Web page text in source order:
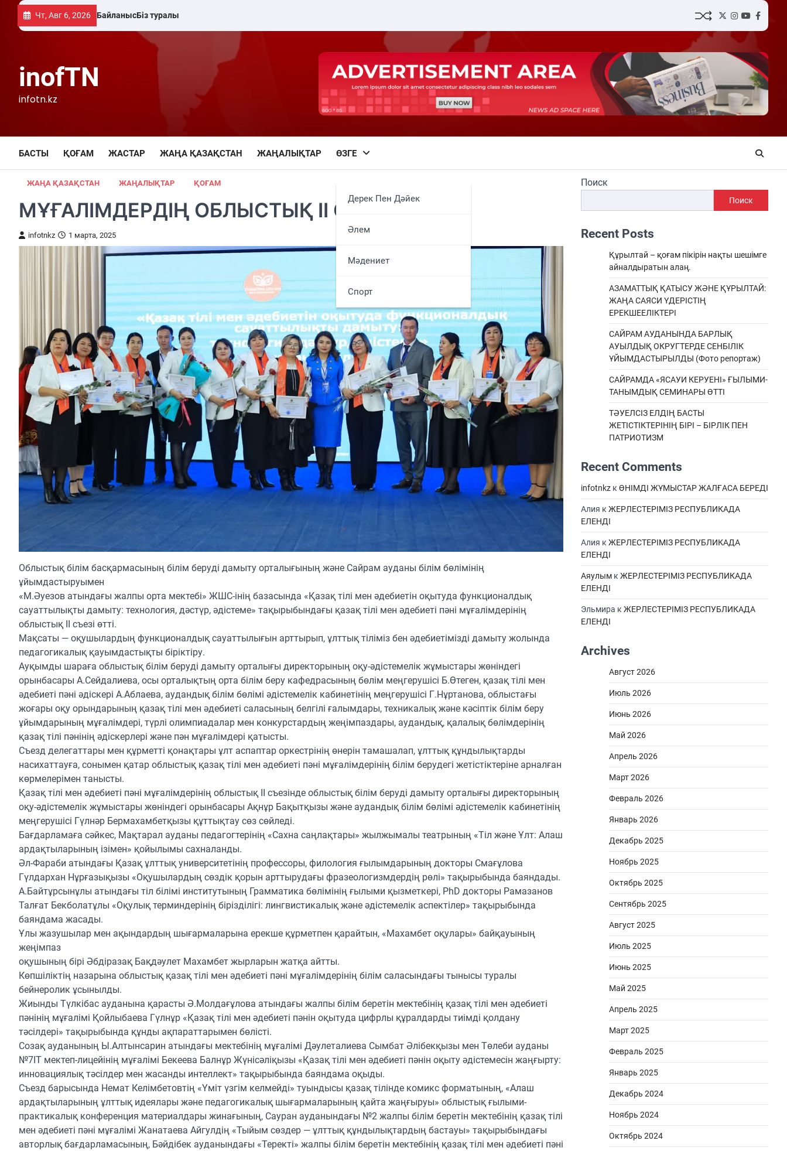
content
Чт, Авг 6, 2026 БайланысБіз туралы
TwitterInstagram
YouTube
inofTN
infotn.kz
БАСТЫ ҚОҒАМ ЖАСТАР ЖАҢА ҚАЗАҚСТАН ЖАҢАЛЫҚТАР ӨЗГЕ
Дерек Пен Дәйек
Әлем
Мәдениет
Спорт
ЖАҢА ҚАЗАҚСТАН ЖАҢАЛЫҚТАР ҚОҒАМ
МҰҒАЛІМДЕРДІҢ ОБЛЫСТЫҚ ІІ СЬЕЗІ ӨТТІ
infotnkz 1 марта, 2025
Облыстық білім басқармасының білім беруді дамыту орталығының және Сайрам ауданы білім бөлімінің
ұйымдастыруымен
«М.Әуезов атындағы жалпы орта мектебі» ЖШС-інің базасында «Қазақ тілі мен әдебиетін оқытуда функционалдық
сауаттылықты дамыту: технология, дәстүр, әдістеме» тақырыбындағы қазақ тілі мен әдебиеті пәні мұғалімдерінің
облыстық ІІ съезі өтті.
Мақсаты — оқушылардың функционалдық сауаттылығын арттырып, ұлттық тіліміз бен әдебиетімізді дамыту жолында
педагогикалық қауымдастықты біріктіру.
Ауқымды шараға облыстық білім беруді дамыту орталығы директорының оқу-әдістемелік жұмыстары жөніндегі
орынбасары А.Сейдалиева, осы орталықтың орта білім беру кафедрасының бөлім меңгерушісі Б.Өтеген, қазақ тілі мен
әдебиеті пәні әдіскері А.Аблаева, аудандық білім бөлімі әдістемелік кабинетінің меңгерушісі Г.Нұртанова, облыстағы
жоғары оқу орындарының қазақ тілі мен әдебиеті саласының белгілі ғалымдары, техникалық және кәсіптік білім беру
ұйымдарының мұғалімдері, түрлі олимпиадалар мен конкурстардың жеңімпаздары, аудандық, қалалық бөлімдерінің
қазақ тілі пәнінің әдіскерлері және пән мұғалімдері қатысты.
Съезд делегаттары мен құрметті қонақтары ұлт аспаптар оркестрінің өнерін тамашалап, ұлттық құндылықтарды
насихаттауға, сонымен қатар облыстық қазақ тілі мен әдебиеті пәні мұғалімдерінің білім берудегі жетістіктеріне арналған
көрмелерімен танысты.
Қазақ тілі мен әдебиеті пәні мұғалімдерінің облыстық ІІ съезінде облыстық білім беруді дамыту орталығы директорының
оқу-әдістемелік жұмыстары жөніндегі орынбасары Ақнұр Бақытқызы және аудандық білім бөлімі әдістемелік кабинетінің
меңгерушісі Гүлнәр Бермахамбетқызы құттықтау сөз сөйледі.
Бағдарламаға сәйкес, Мақтарал ауданы педагогтерінің «Сахна саңлақтары» жылжымалы театрының «Тіл және Ұлт: Алаш
ардақтыларының ізімен» қойылымы сахналанды.
Әл-Фараби атындағы Қазақ ұлттық университетінің профессоры, филология ғылымдарының докторы Смағұлова
Гүлдархан Нұрғазықызы «Оқушылардың сөздік қорын арттырудағы фразеологизмдердің рөлі» тақырыбында баяндады.
А.Байтұрсынұлы атындағы тіл білімі институтының Грамматика бөлімінің ғылыми қызметкері, PhD докторы Рамазанов
Талғат Бекболатұлы «Оқулық терминдерінің бірізділігі: лингвистикалық және әдістемелік аспектілер» тақырыбында
баяндама жасады.
Ұлы жазушылар мен ақындардың шығармаларына ерекше құрметпен қарайтын, «Махамбет оқулары» байқауының
жеңімпаз
оқушының бірі Әбдіразақ Бақдәулет Махамбет жырларын жатқа айтты.
Көпшіліктің назарына облыстық қазақ тілі мен әдебиеті пәні мұғалімдерінің білім саласындағы тынысы туралы
бейнеролик ұсынылды.
Жиынды Түлкібас ауданына қарасты Ә.Молдағұлова атындағы жалпы білім беретін мектебінің қазақ тілі мен әдебиеті
пәнінің мұғалімі Қойлыбаева Гүлнұр «Қазақ тілі мен әдебиеті пәнін оқытуда цифрлы құралдарды тиімді қолдану
тәсілдері» тақырыбында құнды ақпараттарымен бөлісті.
Созақ ауданының Ы.Алтынсарин атындағы мектебінің мұғалімі Дәулеталиева Сымбат Әлібекқызы мен Төлеби ауданы
№7ІТ мектеп-лицейінің мұғалімі Бекеева Балнұр Жүнісәліқызы «Қазақ тілі мен әдебиеті пәнін оқыту әдістемесін жаңғырту:
инновациялық тәсілдер мен жасанды интеллект» тақырыбында баяндама оқыды.
Съезд барысында Немат Келімбетовтің «Үміт үзгім келмейді» туындысы қазақ тілінде комикс форматының, «Алаш
ардақтыларының ұлттық идеялары және педагогикалық шығармаларының қайта жаңғыруы» облыстық ғылыми-
практикалық конференция материалдары жинағының, Сауран ауданындағы №2 жалпы білім беретін мектебінің қазақ тілі
мен әдебиеті пәні мұғалімі Жанатаева Айгулдің «Тыйым сөздер — ұлттық құндылықтардың бастауы» тақырыбындағы
авторлық бағдарламасының, Бәйдібек ауданындағы «Теректі» жалпы білім беретін мектебінің қазақ тілі мен әдебиеті пәні
Поиск
Поиск
Recent Posts
Құрылтай – қоғам пікірін нақты шешімге
айналдыратын алаң.
АЗАМАТТЫҚ ҚАТЫСУ ЖӘНЕ ҚҰРЫЛТАЙ:
ЖАҢА САЯСИ ҮДЕРІСТІҢ
ЕРЕКШEЕЛІКТЕРІ
САЙРАМ АУДАНЫНДА БАРЛЫҚ
АУЫЛДЫҚ ОКРУГТЕРДЕ СЕНБІЛІК
ҰЙЫМДАСТЫРЫЛДЫ (Фото репортаж)
САЙРАМДА «ЯСАУИ КЕРУЕНІ» ҒЫЛЫМИ-
ТАНЫМДЫҚ СЕМИНАРЫ ӨТТІ
ТӘУЕЛСІЗ ЕЛДІҢ БАСТЫ
ЖЕТІСТІКТЕРІНІҢ БІРІ – БІРЛІК ПЕН
ПАТРИОТИЗМ
Recent Comments
infotnkz к ӨНІМДІ ЖҰМЫСТАР ЖАЛҒАСА БЕРЕДІ
Алия к ЖЕРЛЕСТЕРІМІЗ РЕСПУБЛИКАДА
ЕЛЕНДІ
Алия к ЖЕРЛЕСТЕРІМІЗ РЕСПУБЛИКАДА
ЕЛЕНДІ
Аяулым к ЖЕРЛЕСТЕРІМІЗ РЕСПУБЛИКАДА
ЕЛЕНДІ
Эльмира к ЖЕРЛЕСТЕРІМІЗ РЕСПУБЛИКАДА
ЕЛЕНДІ
Archives
Август 2026
Июль 2026
Июнь 2026
Май 2026
Апрель 2026
Март 2026
Февраль 2026
Январь 2026
Декабрь 2025
Ноябрь 2025
Октябрь 2025
Сентябрь 2025
Август 2025
Июль 2025
Июнь 2025
Май 2025
Апрель 2025
Март 2025
Февраль 2025
Январь 2025
Декабрь 2024
Ноябрь 2024
Октябрь 2024